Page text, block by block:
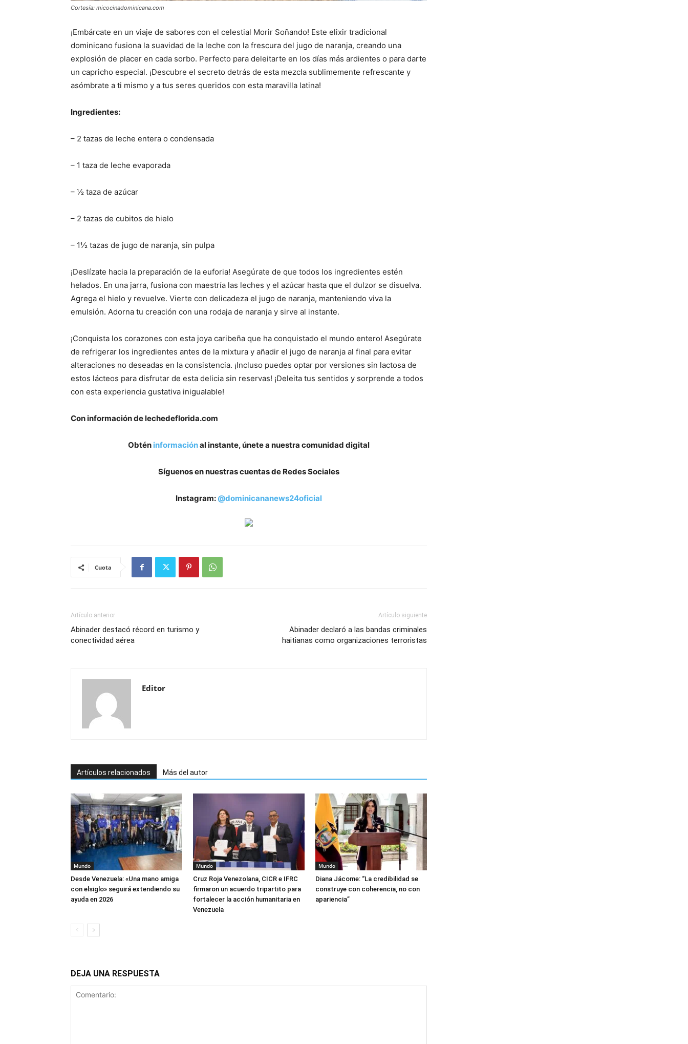
Cortesía: micocinadominicana.com
¡Embárcate en un viaje de sabores con el celestial Morir Soñando! Este elixir tradicional
dominicano fusiona la suavidad de la leche con la frescura del jugo de naranja, creando una
explosión de placer en cada sorbo. Perfecto para deleitarte en los días más ardientes o para darte
un capricho especial. ¡Descubre el secreto detrás de esta mezcla sublimemente refrescante y
asómbrate a ti mismo y a tus seres queridos con esta maravilla latina!
Ingredientes:
– 2 tazas de leche entera o condensada
– 1 taza de leche evaporada
– ½ taza de azúcar
– 2 tazas de cubitos de hielo
– 1½ tazas de jugo de naranja, sin pulpa
¡Deslízate hacia la preparación de la euforia! Asegúrate de que todos los ingredientes estén
helados. En una jarra, fusiona con maestría las leches y el azúcar hasta que el dulzor se disuelva.
Agrega el hielo y revuelve. Vierte con delicadeza el jugo de naranja, manteniendo viva la
emulsión. Adorna tu creación con una rodaja de naranja y sirve al instante.
¡Conquista los corazones con esta joya caribeña que ha conquistado el mundo entero! Asegúrate
de refrigerar los ingredientes antes de la mixtura y añadir el jugo de naranja al final para evitar
alteraciones no deseadas en la consistencia. ¡Incluso puedes optar por versiones sin lactosa de
estos lácteos para disfrutar de esta delicia sin reservas! ¡Deleita tus sentidos y sorprende a todos
con esta experiencia gustativa inigualable!
Con información de lechedeflorida.com
Obtén informaciónal instante, únete a nuestra comunidad digital
Síguenos en nuestras cuentas de Redes Sociales
Instagram: @dominicananews24oficial
Cuota
Artículo anterior
Abinader destacó récord en turismo y
conectividad aérea
Artículo siguiente
Abinader declaró a las bandas criminales
haitianas como organizaciones terroristas
Editor
Artículos relacionados Más del autor
Mundo
Desde Venezuela: «Una mano amiga
con elsiglo» seguirá extendiendo su
ayuda en 2026
Mundo
Cruz Roja Venezolana, CICR e IFRC
firmaron un acuerdo tripartito para
fortalecer la acción humanitaria en
Venezuela
Mundo
Diana Jácome: “La credibilidad se
construye con coherencia, no con
apariencia”
DEJA UNA RESPUESTA